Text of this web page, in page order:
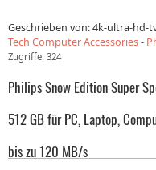
Geschrieben von: 4k-ultra-hd-
Tech Computer Accessories-
Zugriffe: 324
Philips Snow Edition Super
512 GB für PC, Laptop,
bis zu 120 MB/s